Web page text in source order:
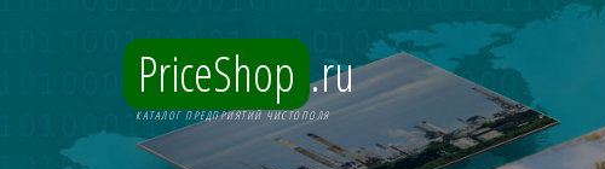
PriceShop .ru
КАТАЛОГ ПРЕДПРИЯТИЙ ЧИСТОПОЛЯ